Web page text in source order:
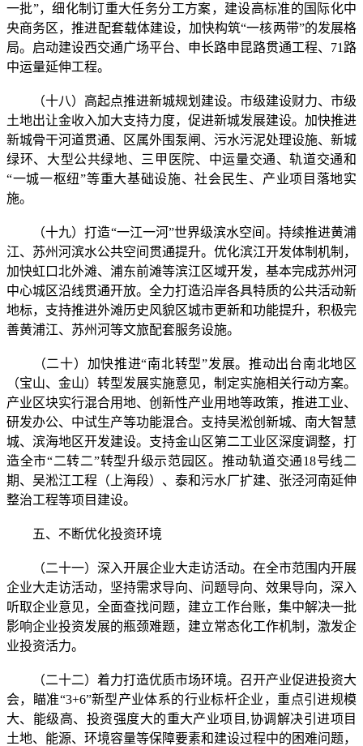
一批”，细化制订重大任务分工方案，建设高标准的国际化中
央商务区，推进配套载体建设，加快构筑“一核两带”的发展格
局。启动建设西交通广场平台、申长路申昆路贯通工程、71路
中运量延伸工程。
（十八）高起点推进新城规划建设。市级建设财力、市级
土地出让金收入加大支持力度，促进新城发展建设。加快推进
新城骨干河道贯通、区属外围泵闸、污水污泥处理设施、新城
绿环、大型公共绿地、三甲医院、中运量交通、轨道交通和
“一城一枢纽”等重大基础设施、社会民生、产业项目落地实
施。
（十九）打造“一江一河”世界级滨水空间。持续推进黄浦
江、苏州河滨水公共空间贯通提升。优化滨江开发体制机制，
加快虹口北外滩、浦东前滩等滨江区域开发，基本完成苏州河
中心城区沿线贯通开放。全力打造沿岸各具特质的公共活动新
地标，支持推进外滩历史风貌区城市更新和功能提升，积极完
善黄浦江、苏州河等文旅配套服务设施。
（二十）加快推进“南北转型”发展。推动出台南北地区
（宝山、金山）转型发展实施意见，制定实施相关行动方案。
产业区块实行混合用地、创新性产业用地等政策，推进工业、
研发办公、中试生产等功能混合。支持吴淞创新城、南大智慧
城、滨海地区开发建设。支持金山区第二工业区深度调整，打
造全市“二转二”转型升级示范园区。推动轨道交通18号线二
期、吴淞江工程（上海段）、泰和污水厂扩建、张泾河南延伸
整治工程等项目建设。
五、不断优化投资环境
（二十一）深入开展企业大走访活动。在全市范围内开展
企业大走访活动，坚持需求导向、问题导向、效果导向，深入
听取企业意见，全面查找问题，建立工作台账，集中解决一批
影响企业投资发展的瓶颈难题，建立常态化工作机制，激发企
业投资活力。
（二十二）着力打造优质市场环境。召开产业促进投资大
会，瞄准“3+6”新型产业体系的行业标杆企业，重点引进规模
大、能级高、投资强度大的重大产业项目,协调解决引进项目
土地、能源、环境容量等保障要素和建设过程中的困难问题，